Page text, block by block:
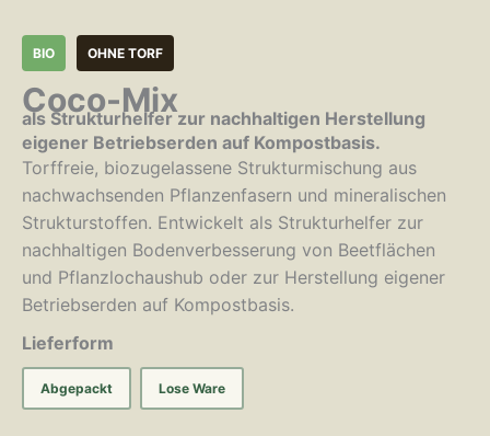
BIO OHNE TORF
Coco-Mix
als Strukturhelfer zur nachhaltigen Herstellung
eigener Betriebserden auf Kompostbasis.
Torffreie, biozugelassene Strukturmischung aus
nachwachsenden Pflanzenfasern und mineralischen
Strukturstoffen. Entwickelt als Strukturhelfer zur
nachhaltigen Bodenverbesserung von Beetflächen
und Pflanzlochaushub oder zur Herstellung eigener
Betriebserden auf Kompostbasis.
Lieferform
Abgepackt Lose Ware